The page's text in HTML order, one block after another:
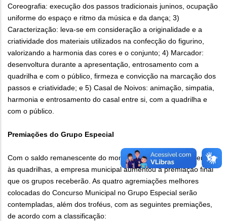
Coreografia: execução dos passos tradicionais juninos, ocupação
uniforme do espaço e ritmo da música e da dança; 3)
Caracterização: leva-se em consideração a originalidade e a
criatividade dos materiais utilizados na confecção do figurino,
valorizando a harmonia das cores e o conjunto; 4) Marcador:
desenvoltura durante a apresentação, entrosamento com a
quadrilha e com o público, firmeza e convicção na marcação dos
passos e criatividade; e 5) Casal de Noivos: animação, simpatia,
harmonia e entrosamento do casal entre si, com a quadrilha e
com o público.
Premiações do Grupo Especial
Com o saldo remanescente do montante destinado ao fomento
às quadrilhas, a empresa municipal aumentou a premiação final
que os grupos receberão. As quatro agremiações melhores
colocadas do Concurso Municipal no Grupo Especial serão
contempladas, além dos troféus, com as seguintes premiações,
de acordo com a classificação: